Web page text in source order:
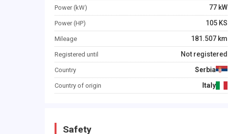
Power (kW) 77 kW
Power (HP) 105 KS
Mileage 181.507 km
Registered until Not registered
Country Serbia
Country of origin Italy
Safety